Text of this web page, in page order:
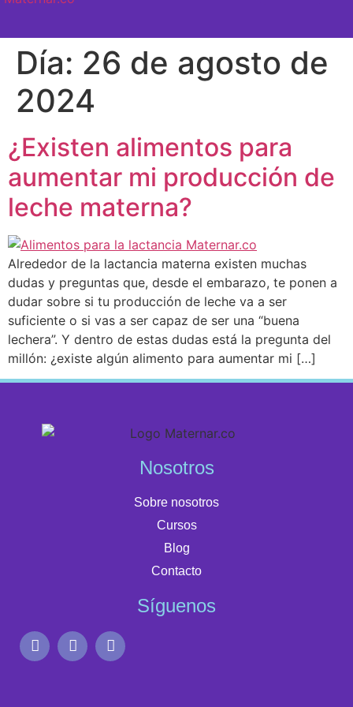
Día: 26 de agosto de
2024
¿Existen alimentos para
aumentar mi producción de
leche materna?
Alrededor de la lactancia materna existen muchas
dudas y preguntas que, desde el embarazo, te ponen a
dudar sobre si tu producción de leche va a ser
suficiente o si vas a ser capaz de ser una “buena
lechera”. Y dentro de estas dudas está la pregunta del
millón: ¿existe algún alimento para aumentar mi […]
Nosotros
Sobre nosotros
Cursos
Blog
Contacto
Síguenos